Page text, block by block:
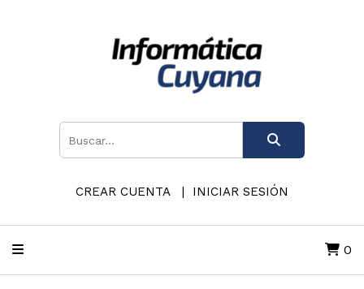
CREAR CUENTA INICIAR SESIÓN
0